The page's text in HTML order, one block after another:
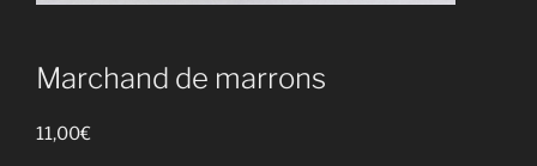
Marchand de marrons
11,00€